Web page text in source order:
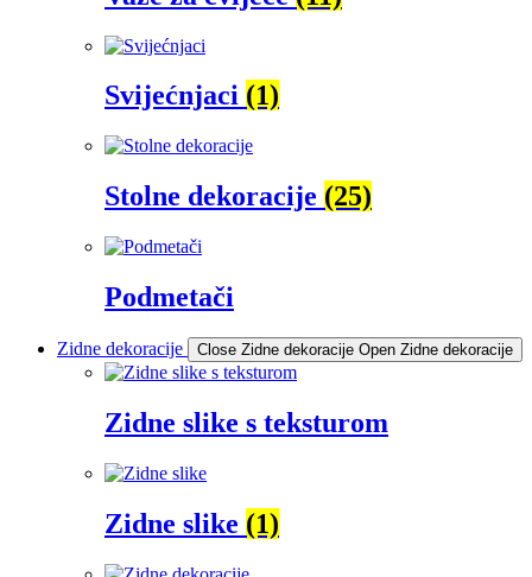
Svijećnjaci (1)
Stolne dekoracije (25)
Podmetači
Zidne dekoracije Close Zidne dekoracije Open Zidne dekoracije
Zidne slike s teksturom
Zidne slike (1)